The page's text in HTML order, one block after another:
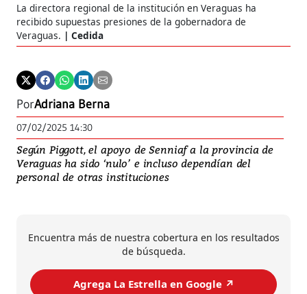
La directora regional de la institución en Veraguas ha
recibido supuestas presiones de la gobernadora de
Veraguas.
Cedida
PorAdriana Berna
07/02/2025 14:30
Según Piggott, el apoyo de Senniaf a la provincia de
Veraguas ha sido ‘nulo’ e incluso dependían del
personal de otras instituciones
Encuentra más de nuestra cobertura en los resultados
de búsqueda.
Agrega La Estrella en Google ↗️